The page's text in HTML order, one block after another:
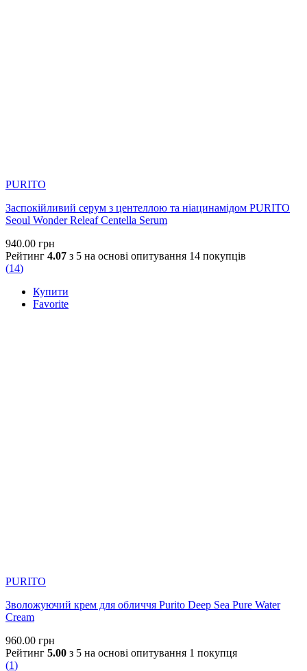
PURITO
Заспокійливий серум з центеллою та ніацинамідом PURITO
Seoul Wonder Releaf Centella Serum
940.00 грн
Рейтинг 4.07 з 5 на основі опитування 14 покупців
(14)
Купити
Favorite
PURITO
Зволожуючий крем для обличчя Purito Deep Sea Pure Water
Cream
960.00 грн
Рейтинг 5.00 з 5 на основі опитування 1 покупця
(1)
Продовжуємо витрачати ваші гроші… 💰💰💰 Сьогодні —
друга частина добірки небюджетної косметики, яку ми
продумані формули, сучасні технології та результати. Усі
засоби з добірки доступні до замовлення на нашому сайті.